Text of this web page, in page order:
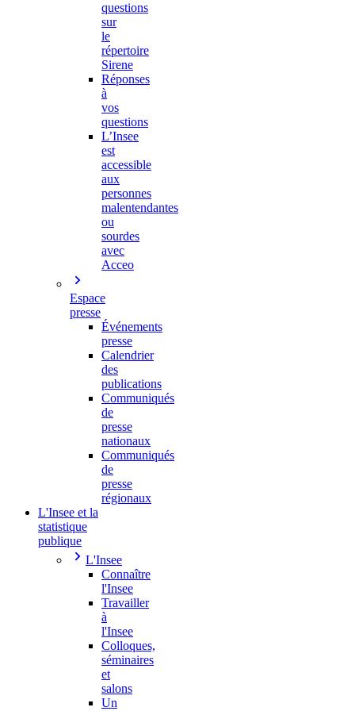
questions
sur
le
répertoire
Sirene
Réponses
à
vos
questions
L’Insee
est
accessible
aux
personnes
malentendantes
ou
sourdes
avec
Acceo
Espace
presse
Événements
presse
Calendrier
des
publications
Communiqués
de
presse
nationaux
Communiqués
de
presse
régionaux
L'Insee et la
statistique
publique
L'Insee
Connaître
l'Insee
Travailler
à
l'Insee
Colloques,
séminaires
et
salons
Un